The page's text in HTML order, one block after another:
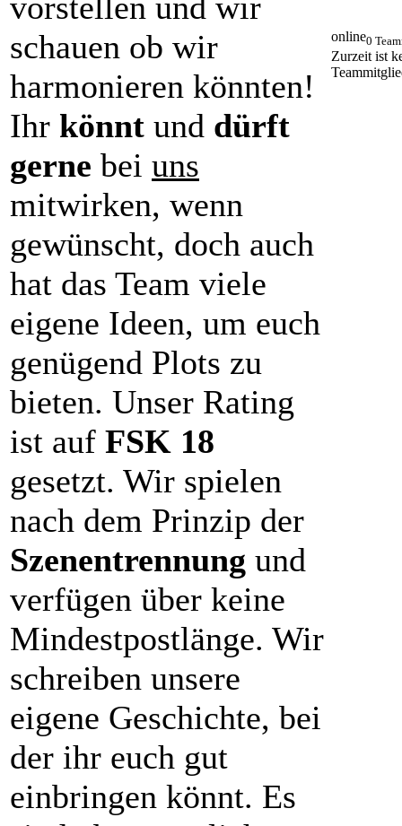
schauen ob wir
harmonieren könnten!
Ihr könnt und dürft
gerne bei uns
mitwirken, wenn
gewünscht, doch auch
hat das Team viele
eigene Ideen, um euch
genügend Plots zu
bieten. Unser Rating
ist auf FSK 18
gesetzt. Wir spielen
nach dem Prinzip der
Szenentrennung und
verfügen über keine
Mindestpostlänge. Wir
schreiben unsere
eigene Geschichte, bei
der ihr euch gut
einbringen könnt. Es
online0
Zurzeit ist